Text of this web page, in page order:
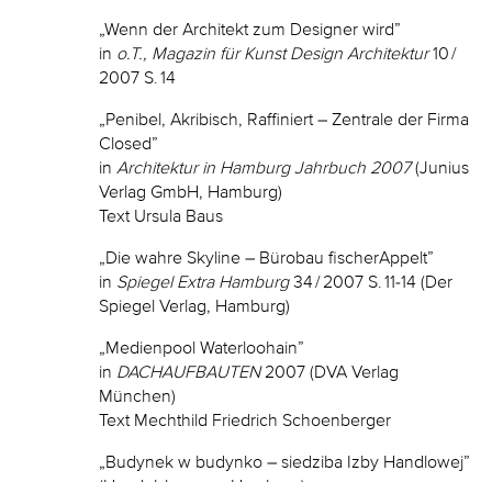
„Wenn der Architekt zum Designer wird”
in o.T., Magazin für Kunst Design Architektur10 /
2007 S. 14
„Penibel, Akribisch, Raffiniert – Zentrale der Firma
Closed”
in Architektur in Hamburg Jahrbuch 2007(Junius
Verlag GmbH, Hamburg)
Text Ursula Baus
„Die wahre Skyline – Bürobau fischerAppelt”
in Spiegel Extra Hamburg34 / 2007 S. 11-14 (Der
Spiegel Verlag, Hamburg)
„Medienpool Waterloohain”
in DACHAUFBAUTEN2007 (DVA Verlag
München)
Text Mechthild Friedrich Schoenberger
„Budynek w budynko – siedziba Izby Handlowej”